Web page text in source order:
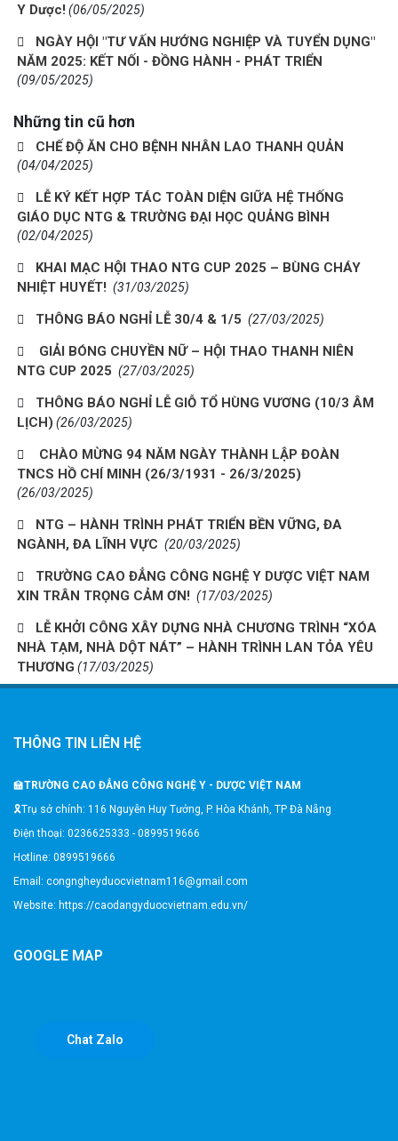
Y Dược! (06/05/2025)
NGÀY HỘI "TƯ VẤN HƯỚNG NGHIỆP VÀ TUYỂN DỤNG"
NĂM 2025: KẾT NỐI - ĐỒNG HÀNH - PHÁT TRIỂN
(09/05/2025)
Những tin cũ hơn
CHẾ ĐỘ ĂN CHO BỆNH NHÂN LAO THANH QUẢN
(04/04/2025)
LỄ KÝ KẾT HỢP TÁC TOÀN DIỆN GIỮA HỆ THỐNG
GIÁO DỤC NTG & TRƯỜNG ĐẠI HỌC QUẢNG BÌNH
(02/04/2025)
KHAI MẠC HỘI THAO NTG CUP 2025 – BÙNG CHÁY
NHIỆT HUYẾT! (31/03/2025)
THÔNG BÁO NGHỈ LỄ 30/4 & 1/5 (27/03/2025)
GIẢI BÓNG CHUYỀN NỮ – HỘI THAO THANH NIÊN
NTG CUP 2025 (27/03/2025)
THÔNG BÁO NGHỈ LỄ GIỖ TỔ HÙNG VƯƠNG (10/3 ÂM
LỊCH) (26/03/2025)
CHÀO MỪNG 94 NĂM NGÀY THÀNH LẬP ĐOÀN
TNCS HỒ CHÍ MINH (26/3/1931 - 26/3/2025)
(26/03/2025)
NTG – HÀNH TRÌNH PHÁT TRIỂN BỀN VỮNG, ĐA
NGÀNH, ĐA LĨNH VỰC (20/03/2025)
TRƯỜNG CAO ĐẲNG CÔNG NGHỆ Y DƯỢC VIỆT NAM
XIN TRÂN TRỌNG CẢM ƠN! (17/03/2025)
LỄ KHỞI CÔNG XÂY DỰNG NHÀ CHƯƠNG TRÌNH “XÓA
NHÀ TẠM, NHÀ DỘT NÁT” – HÀNH TRÌNH LAN TỎA YÊU
THƯƠNG (17/03/2025)
THÔNG TIN LIÊN HỆ
🏫TRƯỜNG CAO ĐẲNG CÔNG NGHỆ Y - DƯỢC VIỆT NAM
🎗️Trụ sở chính: 116 Nguyễn Huy Tưởng, P. Hòa Khánh, TP Đà Nẵng
Điện thoại: 0236625333 - 0899519666
Hotline: 0899519666
Email: congngheyduocvietnam116@gmail.com
Website: https://caodangyduocvietnam.edu.vn/
GOOGLE MAP
Chat Zalo